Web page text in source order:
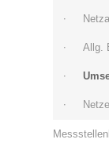
Allg.